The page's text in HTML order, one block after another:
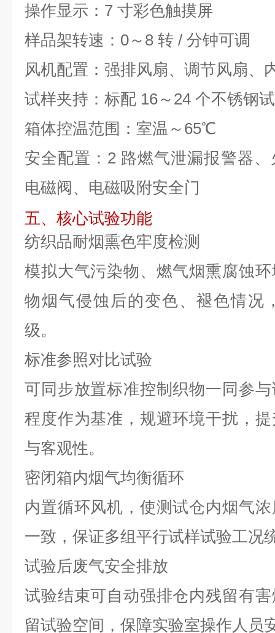
操作显示：7 寸彩色触摸屏
样品架转速：0～8 转 / 分钟可调
风机配置：强排风扇、调节风扇、
试样夹持：标配 16～24 个不锈钢
箱体控温范围：室温～65℃
安全配置：2 路燃气泄漏报警器
电磁阀、电磁吸附安全门
五、核心试验功能
纺织品耐烟熏色牢度检测
模拟大气污染物、燃气烟熏腐蚀
物烟气侵蚀后的变色、褪色情况
级。
标准参照对比试验
可同步放置标准控制织物一同参
程度作为基准，规避环境干扰，
与客观性。
密闭箱内烟气均衡循环
内置循环风机，使测试仓内烟气
一致，保证多组平行试样试验工况
试验后废气安全排放
试验结束可自动强排仓内残留有
留试验空间，保障实验室操作人员